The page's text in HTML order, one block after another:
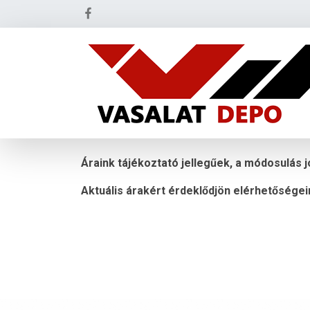
Áraink tájékoztató jellegűek, a módosulás
Aktuális árakért érdeklődjön